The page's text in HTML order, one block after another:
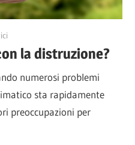
la distruzione?
numerosi problemi
sta rapidamente
preoccupazioni per